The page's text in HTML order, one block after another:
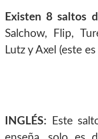
Existen 8 saltos
Salchow, Flip,
Lutz y Axel (este
INGLÉS: Este